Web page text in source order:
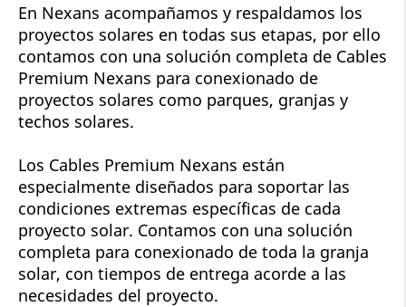
En Nexans acompañamos y respaldamos los
proyectos solares en todas sus etapas, por ello
contamos con una solución completa de Cables
Premium Nexans para conexionado de
proyectos solares como parques, granjas y
techos solares.
Los Cables Premium Nexans están
especialmente diseñados para soportar las
condiciones extremas específicas de cada
proyecto solar. Contamos con una solución
completa para conexionado de toda la granja
solar, con tiempos de entrega acorde a las
necesidades del proyecto.